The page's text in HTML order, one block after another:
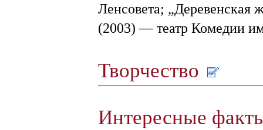
Ленсовета; „Деревенская
(2003) — театр Комедии
Творчество
Интересные